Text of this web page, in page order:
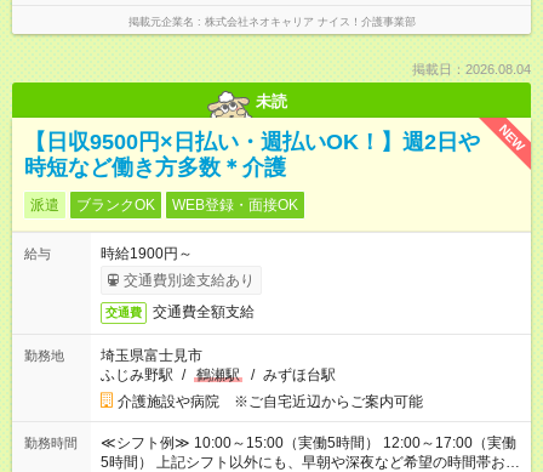
掲載元企業名 株式会社ネオキャリア ナイス！介護事業部
掲載日：2026.08.04
未読
NEW
【日収9500円×日払い・週払いOK！】週2日や
時短など働き方多数＊介護
派遣 ブランクOK WEB登録・面接OK
給与
時給1900円～
交通費別途支給あり
交通費 交通費全額支給
勤務地
埼玉県富士見市
ふじみ野駅 / 鶴瀬駅 / みずほ台駅
介護施設や病院 ※ご自宅近辺からご案内可能
勤務時間
≪シフト例≫ 10:00～15:00（実働5時間） 12:00～17:00（実働
5時間） 上記シフト以外にも、早朝や深夜など希望の時間帯お聞